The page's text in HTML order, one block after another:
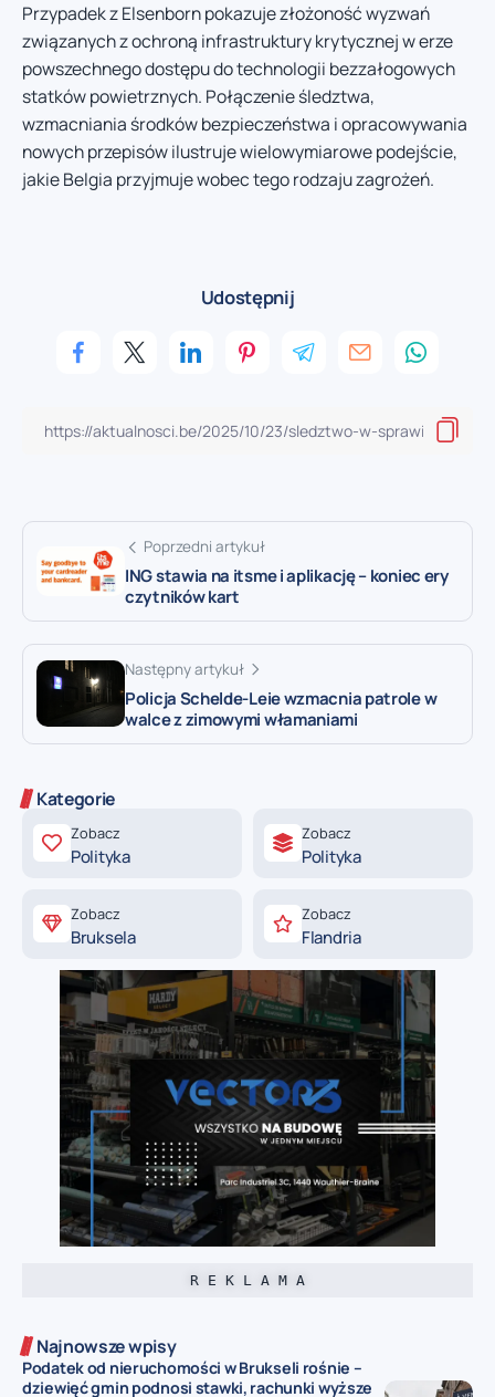
Przypadek z Elsenborn pokazuje złożoność wyzwań
związanych z ochroną infrastruktury krytycznej w erze
powszechnego dostępu do technologii bezzałogowych
statków powietrznych. Połączenie śledztwa,
wzmacniania środków bezpieczeństwa i opracowywania
nowych przepisów ilustruje wielowymiarowe podejście,
jakie Belgia przyjmuje wobec tego rodzaju zagrożeń.
Udostępnij
Poprzedni artykuł
ING stawia na itsme i aplikację – koniec ery
czytników kart
Następny artykuł
Policja Schelde-Leie wzmacnia patrole w
walce z zimowymi włamaniami
Kategorie
Zobacz
Polityka
Zobacz
Polityka
Zobacz
Bruksela
Zobacz
Flandria
R E K L A M A
Najnowsze wpisy
Podatek od nieruchomości w Brukseli rośnie –
dziewięć gmin podnosi stawki, rachunki wyższe